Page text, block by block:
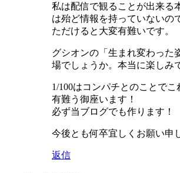
私は配信で観ることが出来る
は殆ど情報を持っていないの
ただけると大変有難いです。
グシオンの「生まれ変わった
場でしょうか。本当に楽しみ
1/100はコンパチとのことで
有難う御座います！
必ず当ブログでも作ります！
今後とも何卒宜しくお願い申
返信